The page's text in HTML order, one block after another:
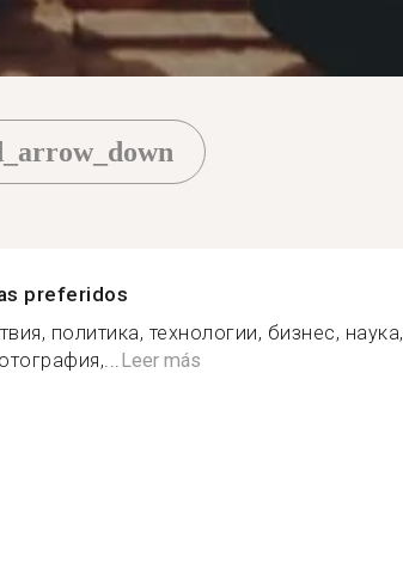
preferidos
политика, технологии, бизнес, наука,
Leer más